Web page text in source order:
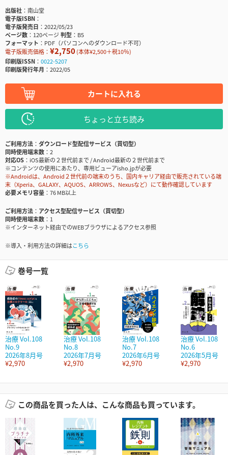
出版社
南山堂
電子版ISBN
電子版発売日
2022/05/23
ページ数
120ページ判型
B5
フォーマット
PDF（パソコンへのダウンロード不可）
電子版販売価格： ¥2,750(本体¥2,500＋税10％)
印刷版ISSN
0022-5207
印刷版発行年月
2022/05
カートに入れる
ちょっと立ち読み
ご利用方法
ダウンロード型配信サービス（買切型）
同時使用端末数
2
対応OS
iOS最新の２世代前まで / Android最新の２世代前まで
※コンテンツの使用にあたり、専用ビューアisho.jpが必要
※Androidは、Android２世代前の端末のうち、国内キャリア経由で販売されている端
末（Xperia、GALAXY、AQUOS、ARROWS、Nexusなど）にて動作確認しています
必要メモリ容量
76 MB以上
ご利用方法
アクセス型配信サービス（買切型）
同時使用端末数
1
※インターネット経由でのWEBブラウザによるアクセス参照
※導入・利用方法の詳細はこちら
巻号一覧
治療 Vol.108
No.9
2026年8月号
¥2,970
治療 Vol.108
No.8
2026年7月号
¥2,970
治療 Vol.108
No.7
2026年6月号
¥2,970
治療 Vol.108
No.6
2026年5月号
¥2,970
この商品を買った人は、こんな商品も買っています。